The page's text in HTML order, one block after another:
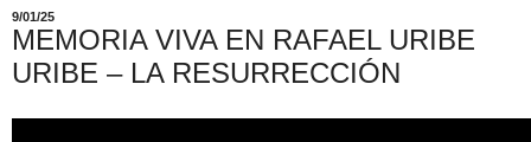
9/01/25
MEMORIA VIVA EN RAFAEL URIBE
URIBE – LA RESURRECCIÓN